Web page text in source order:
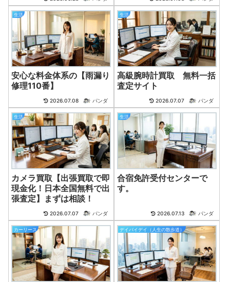
生活
安心な料金体系の【雨漏り
修理110番】
2026.07.08 パンダ
生活
高級腕時計買取 無料一括
査定サイト
2026.07.07 パンダ
生活
カメラ買取【出張買取で即
現金化！日本全国無料で出
張査定】まずは相談！
2026.07.07 パンダ
生活
合宿免許受付センターで
す。
2026.07.13 パンダ
カーリース デイバイデイ（人生の散歩道）